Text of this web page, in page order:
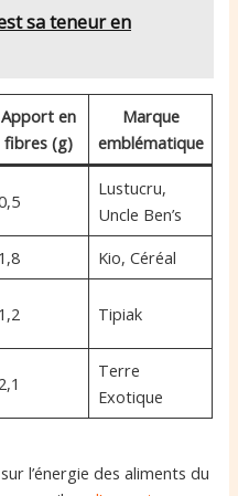
sa teneur en
Apport en
fibres (g)
Marque
emblématique
Lustucru,
Uncle Ben’s
1,8
Kio, Céréal
1,2 Tipiak
2,1
Terre
Exotique
l’énergie des aliments du